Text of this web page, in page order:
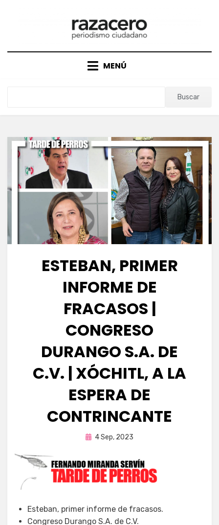
MENÚ
Buscar
ESTEBAN, PRIMER
INFORME DE
FRACASOS |
CONGRESO
DURANGO S.A. DE
C.V. | XÓCHITL, A LA
ESPERA DE
CONTRINCANTE
porFernando Miranda Servín
Publicada
4 Sep, 2023
Esteban, primer informe de fracasos.
Congreso Durango S.A. de C.V.